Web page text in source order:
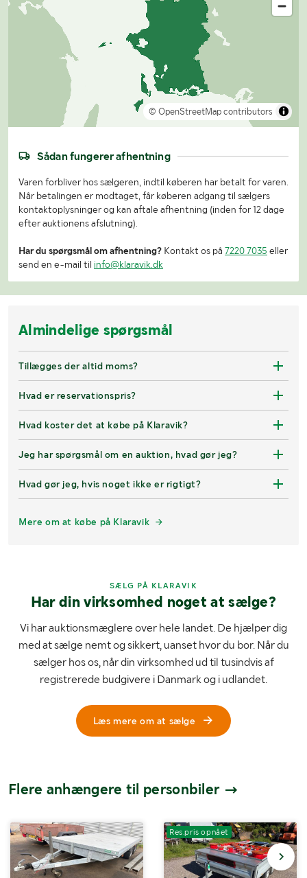
© OpenStreetMap contributors
Sådan fungerer afhentning
Varen forbliver hos sælgeren, indtil køberen har betalt for varen.
Når betalingen er modtaget, får køberen adgang til sælgers
kontaktoplysninger og kan aftale afhentning (inden for 12 dage
efter auktionens afslutning).
Har du spørgsmål om afhentning? Kontakt os på 7220 7035 eller
send en e-mail til info@klaravik.dk
Almindelige spørgsmål
Tillægges der altid moms?
Hvad er reservationspris?
Hvad koster det at købe på Klaravik?
Jeg har spørgsmål om en auktion, hvad gør jeg?
Hvad gør jeg, hvis noget ikke er rigtigt?
Mere om at købe på Klaravik
SÆLG PÅ KLARAVIK
Har din virksomhed noget at sælge?
Vi har auktionsmæglere over hele landet. De hjælper dig
med at sælge nemt og sikkert, uanset hvor du bor. Når du
sælger hos os, når din virksomhed ud til tusindvis af
registrerede budgivere i Danmark og i udlandet.
Læs mere om at sælge
Flere anhængere til personbiler
Res.pris opnået